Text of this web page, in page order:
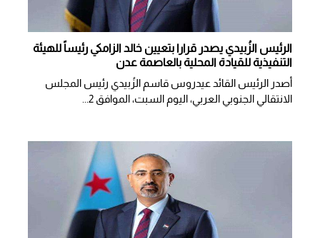
الرئيس الزُبيدي يصدر قرارا بتعيين خالد الزامكي رئيساً للهيئة
التنفيذية للقيادة المحلية بالعاصمة عدن
أصدر الرئيس القائد عيدروس قاسم الزُبيدي رئيس المجلس
الانتقالي الجنوبي العربي، اليوم السبت، الموافق 2...